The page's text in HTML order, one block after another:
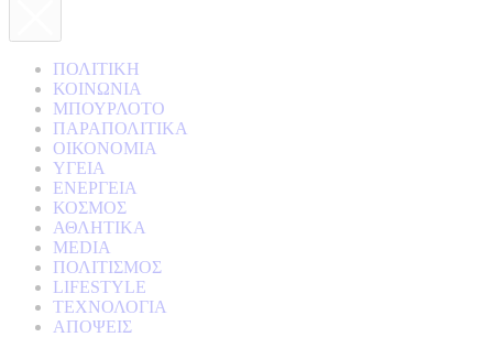
ΠΟΛΙΤΙΚΗ
ΚΟΙΝΩΝΙΑ
ΜΠΟΥΡΛΟΤΟ
ΠΑΡΑΠΟΛΙΤΙΚΑ
ΟΙΚΟΝΟΜΙΑ
ΥΓΕΙΑ
ΕΝΕΡΓΕΙΑ
ΚΟΣΜΟΣ
ΑΘΛΗΤΙΚΑ
MEDIA
ΠΟΛΙΤΙΣΜΟΣ
LIFESTYLE
ΤΕΧΝΟΛΟΓΙΑ
ΑΠΟΨΕΙΣ